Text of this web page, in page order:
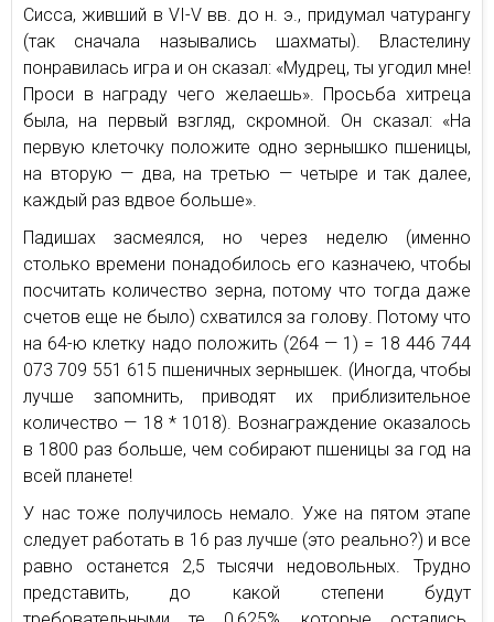
Сисса, живший в VI-V вв. до н. э., придумал чатурангу
(так сначала назывались шахматы). Властелину
понравилась игра и он сказал: «Мудрец, ты угодил мне!
Проси в награду чего желаешь». Просьба хитреца
была, на первый взгляд, скромной. Он сказал: «На
первую клеточку положите одно зернышко пшеницы,
на вторую — два, на третью — четыре и так далее,
каждый раз вдвое больше».
Падишах засмеялся, но через неделю (именно
столько времени понадобилось его казначею, чтобы
посчитать количество зерна, потому что тогда даже
счетов еще не было) схватился за голову. Потому что
на 64-ю клетку надо положить (264 — 1) = 18 446 744
073 709 551 615 пшеничных зернышек. (Иногда, чтобы
лучше запомнить, приводят их приблизительное
количество — 18 * 1018). Вознаграждение оказалось
в 1800 раз больше, чем собирают пшеницы за год на
всей планете!
У нас тоже получилось немало. Уже на пятом этапе
следует работать в 16 раз лучше (это реально?) и все
равно останется 2,5 тысячи недовольных. Трудно
представить, до какой степени будут